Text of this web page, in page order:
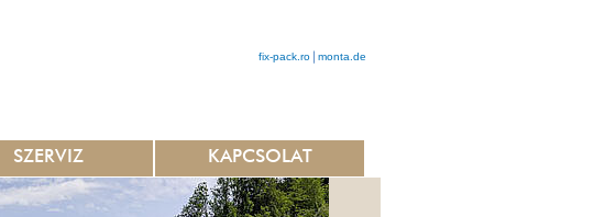
fix-pack.ro monta.de
SZERVIZ KAPCSOLAT